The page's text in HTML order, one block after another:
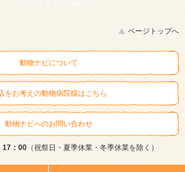
スマートフォン |
PC
ページトップへ
動物ナビについて
をお考えの動物病院様はこちら
動物ナビへのお問い合わせ
17：00（祝祭日・夏季休業・冬季休業を除く）